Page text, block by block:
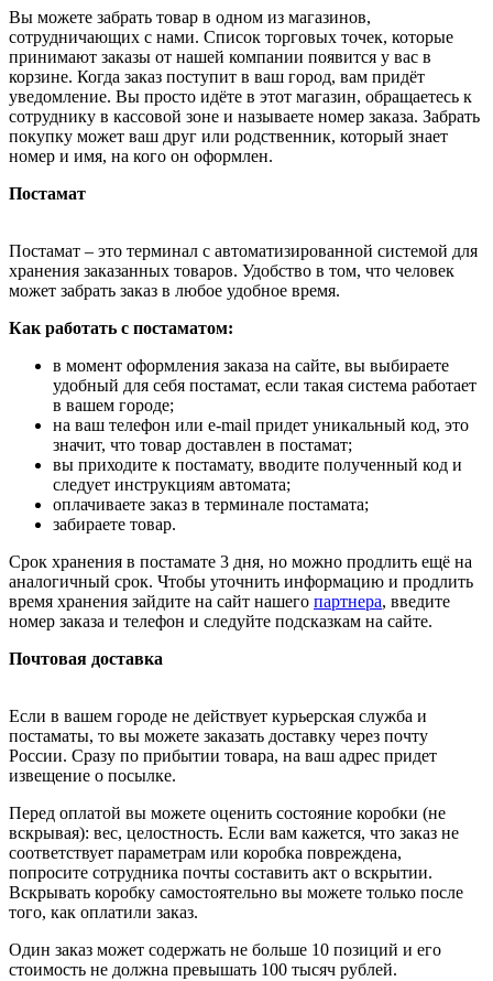
Вы можете забрать товар в одном из магазинов,
сотрудничающих с нами. Список торговых точек, которые
принимают заказы от нашей компании появится у вас в
корзине. Когда заказ поступит в ваш город, вам придёт
уведомление. Вы просто идёте в этот магазин, обращаетесь к
сотруднику в кассовой зоне и называете номер заказа. Забрать
покупку может ваш друг или родственник, который знает
номер и имя, на кого он оформлен.
Постамат
Постамат – это терминал с автоматизированной системой для
хранения заказанных товаров. Удобство в том, что человек
может забрать заказ в любое удобное время.
Как работать с постаматом:
в момент оформления заказа на сайте, вы выбираете
удобный для себя постамат, если такая система работает
в вашем городе;
на ваш телефон или e-mail придет уникальный код, это
значит, что товар доставлен в постамат;
вы приходите к постамату, вводите полученный код и
следует инструкциям автомата;
оплачиваете заказ в терминале постамата;
забираете товар.
Срок хранения в постамате 3 дня, но можно продлить ещё на
аналогичный срок. Чтобы уточнить информацию и продлить
время хранения зайдите на сайт нашего партнера, введите
номер заказа и телефон и следуйте подсказкам на сайте.
Почтовая доставка
Если в вашем городе не действует курьерская служба и
постаматы, то вы можете заказать доставку через почту
России. Сразу по прибытии товара, на ваш адрес придет
извещение о посылке.
Перед оплатой вы можете оценить состояние коробки (не
вскрывая): вес, целостность. Если вам кажется, что заказ не
соответствует параметрам или коробка повреждена,
попросите сотрудника почты составить акт о вскрытии.
Вскрывать коробку самостоятельно вы можете только после
того, как оплатили заказ.
Один заказ может содержать не больше 10 позиций и его
стоимость не должна превышать 100 тысяч рублей.